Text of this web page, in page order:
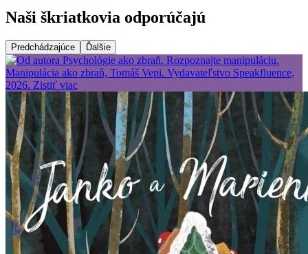
Naši škriatkovia odporúčajú
Predchádzajúce Ďalšie